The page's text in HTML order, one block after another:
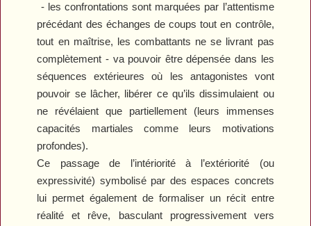
- les confrontations sont marquées par l’attentisme
précédant des échanges de coups tout en contrôle,
tout en maîtrise, les combattants ne se livrant pas
complètement - va pouvoir être dépensée dans les
séquences extérieures où les antagonistes vont
pouvoir se lâcher, libérer ce qu’ils dissimulaient ou
ne révélaient que partiellement (leurs immenses
capacités martiales comme leurs motivations
profondes).
Ce passage de l’intériorité à l’extériorité (ou
expressivité) symbolisé par des espaces concrets
lui permet également de formaliser un récit entre
réalité et rêve, basculant progressivement vers